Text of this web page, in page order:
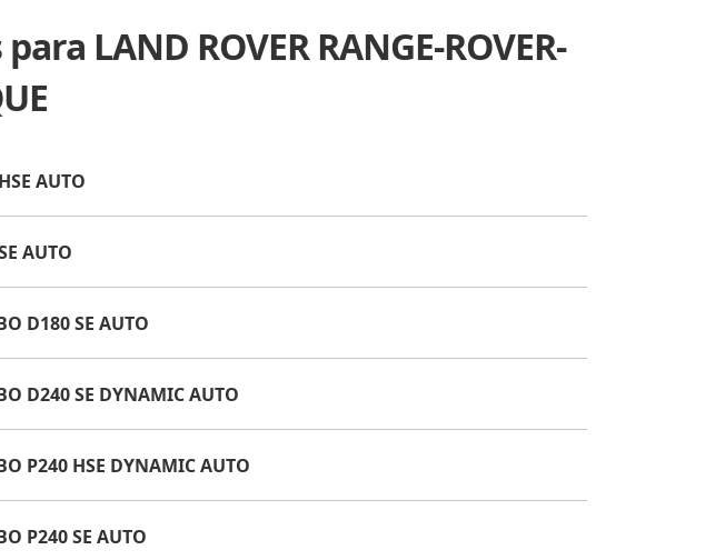
LAND ROVER RANGE-ROVER-
AUTO
AUTO
D180 SE AUTO
D240 SE DYNAMIC AUTO
P240 HSE DYNAMIC AUTO
P240 SE AUTO